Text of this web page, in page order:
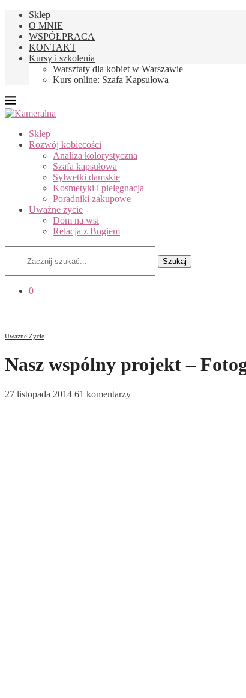
Sklep
O MNIE
WSPÓŁPRACA
KONTAKT
Kursy i szkolenia
Warsztaty dla kobiet w Warszawie
Kurs online: Szafa Kapsułowa
Sklep
Rozwój kobiecości
Analiza kolorystyczna
Szafa kapsułowa
Sylwetki damskie
Kosmetyki i pielęgnacja
Poradniki zakupowe
Uważne życie
Dom na wsi
Relacja z Bogiem
Szukaj
0
Uważne Życie
Nasz wspólny projekt –
27 listopada 2014 61 komentarzy